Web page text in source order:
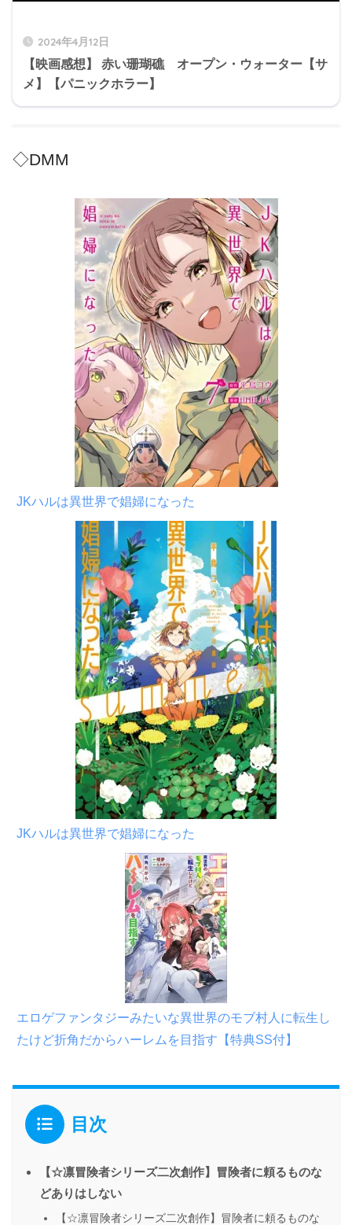
2024年4月12日
【映画感想】 赤い珊瑚礁 オープン・ウォーター【サ
メ】【パニックホラー】
◇DMM
JKハルは異世界で娼婦になった
JKハルは異世界で娼婦になった
エロゲファンタジーみたいな異世界のモブ村人に転生し
たけど折角だからハーレムを目指す【特典SS付】
目次
【☆凛冒険者シリーズ二次創作】冒険者に頼るものな
どありはしない
【☆凛冒険者シリーズ二次創作】冒険者に頼るものな